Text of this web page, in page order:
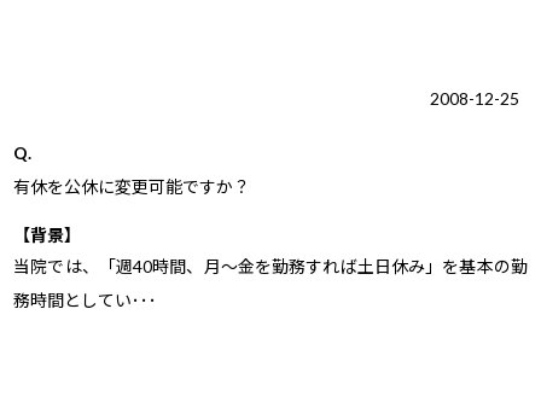
2008-12-25
Q.
有休を公休に変更可能ですか？
【背景】
当院では、「週40時間、月～金を勤務すれば土日休み」を基本の勤
務時間としてい･･･